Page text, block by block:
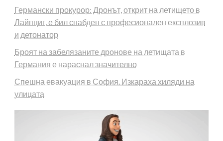
Германски прокурор: Дронът, открит на летището в
Лайпциг, е бил снабден с професионален експлозив
и детонатор
Броят на забелязаните дронове на летищата в
Германия е нараснал значително
Спешна евакуация в София. Изкараха хиляди на
улицата